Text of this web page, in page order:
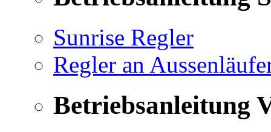
Sunrise Regler
Regler an
Betriebsanleitung